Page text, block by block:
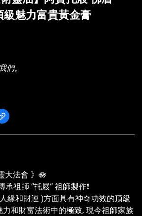
魅力富貴黃金膏
們。
大法會 》🪷
師 ‘’托屐‘’ 祖師製作❗
緣和財運 )方面具有神奇功效的頂級
和財富法術中的極致, 現今祖師家族